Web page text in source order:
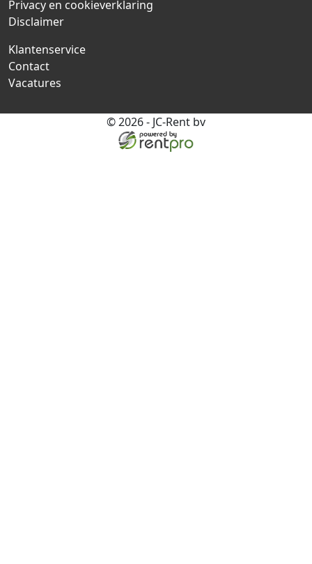
Privacy en cookieverklaring
Disclaimer
Klantenservice
Contact
Vacatures
© 2026 - JC-Rent bv